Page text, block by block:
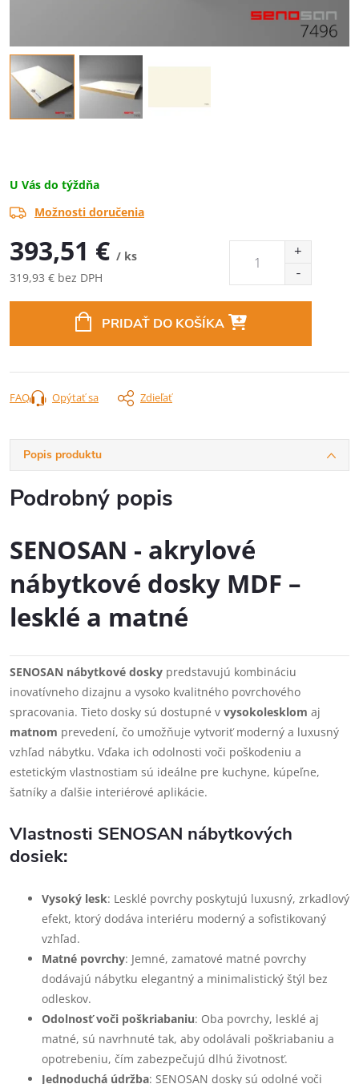
U Vás do týždňa
Možnosti doručenia
393,51 € / ks
319,93 € bez DPH
PRIDAŤ DO KOŠÍKA
Opýtať sa Zdieľať
FAQ
Popis produktu
Podrobný popis
SENOSAN - akrylové
nábytkové dosky MDF –
lesklé a matné
SENOSAN nábytkové dosky predstavujú kombináciu
inovatívneho dizajnu a vysoko kvalitného povrchového
spracovania. Tieto dosky sú dostupné v vysokolesklom aj
matnom prevedení, čo umožňuje vytvoriť moderný a luxusný
vzhľad nábytku. Vďaka ich odolnosti voči poškodeniu a
estetickým vlastnostiam sú ideálne pre kuchyne, kúpeľne,
šatníky a ďalšie interiérové aplikácie.
Vlastnosti SENOSAN nábytkových
dosiek:
Vysoký lesk: Lesklé povrchy poskytujú luxusný, zrkadlový
efekt, ktorý dodáva interiéru moderný a sofistikovaný
vzhľad.
Matné povrchy: Jemné, zamatové matné povrchy
dodávajú nábytku elegantný a minimalistický štýl bez
odleskov.
Odolnosť voči poškriabaniu: Oba povrchy, lesklé aj
matné, sú navrhnuté tak, aby odolávali poškriabaniu a
opotrebeniu, čím zabezpečujú dlhú životnosť.
Jednoduchá údržba: SENOSAN dosky sú odolné voči